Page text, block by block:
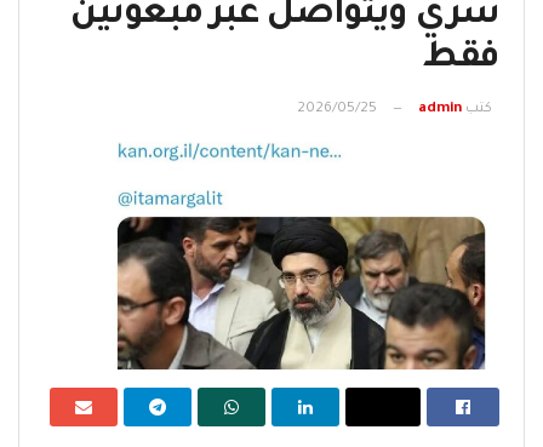
سري ويتواصل عبر مبعوثين
فقط
كتب admin
2026/05/25